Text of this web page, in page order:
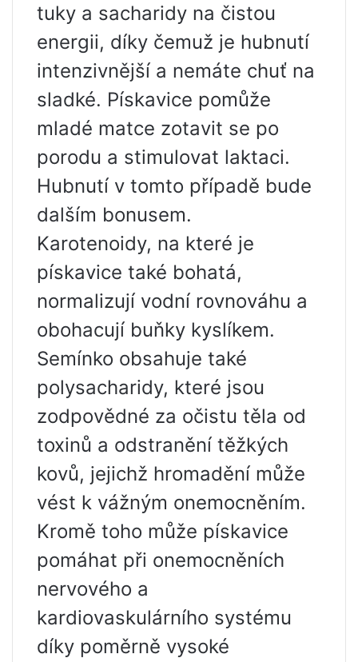
tuky a sacharidy na čistou
energii, díky čemuž je hubnutí
intenzivnější a nemáte chuť na
sladké. Pískavice pomůže
mladé matce zotavit se po
porodu a stimulovat laktaci.
Hubnutí v tomto případě bude
dalším bonusem.
Karotenoidy, na které je
pískavice také bohatá,
normalizují vodní rovnováhu a
obohacují buňky kyslíkem.
Semínko obsahuje také
polysacharidy, které jsou
zodpovědné za očistu těla od
toxinů a odstranění těžkých
kovů, jejichž hromadění může
vést k vážným onemocněním.
Kromě toho může pískavice
pomáhat při onemocněních
nervového a
kardiovaskulárního systému
díky poměrně vysoké